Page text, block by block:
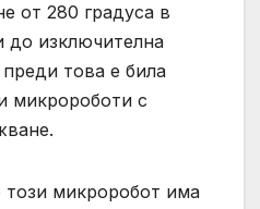
от 280 градуса в
до изключителна
това е била
микророботи с
този микроробот има